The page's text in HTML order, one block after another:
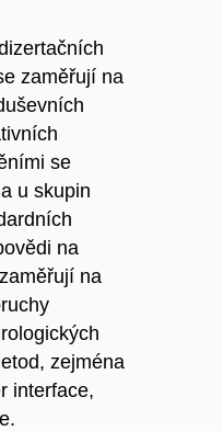
zaměřují na
se
u skupin
na
na
zejména
interface,